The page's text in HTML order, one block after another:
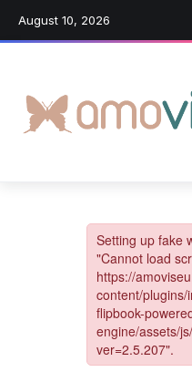
August 10, 2026